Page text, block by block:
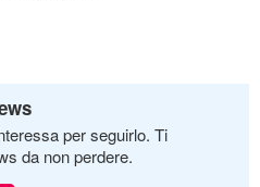
per seguirlo. Ti
da non perdere.